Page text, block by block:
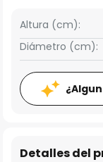
Altura (cm):
Diámetro (cm):
Detalles del